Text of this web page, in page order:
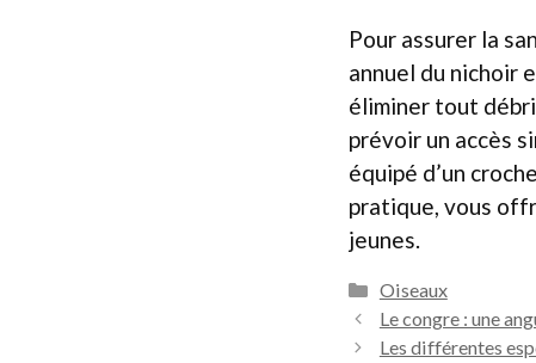
Pour assurer la
annuel du nichoir
éliminer tout
prévoir un accès
équipé d’un
pratique, vous
jeunes.
Catégories
Oiseaux
Le congre : une
Les différentes